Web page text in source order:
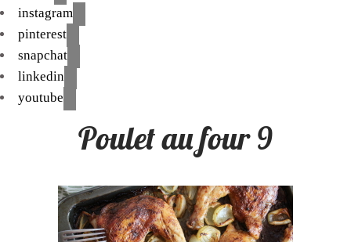
instagram
pinterest
snapchat
linkedin
youtube
Poulet au four 9